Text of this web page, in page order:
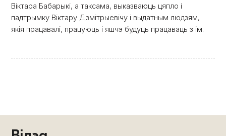
Віктара Бабарыкі, а таксама, выказваюць цяпло і
падтрымку Віктару Дзмітрыевічу і выдатным людзям,
якія працавалі, працуюць і яшчэ будуць працаваць з ім.